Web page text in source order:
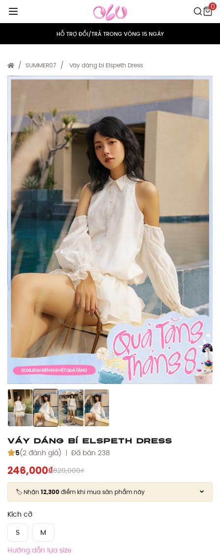
0
MIỄN PHÍ VẬN CHUYỂN CHO MỌI ĐƠN HÀNG
HỖ TRỢ ĐỔI/TRẢ TRONG VÒNG 15 NGÀY
MIỄN PHÍ VẬN CHUYỂN CHO MỌI ĐƠN HÀNG
TÍCH ĐIỂM 5% CHO MỌI ĐƠN HÀNG
SUMMER07 Váy dáng bí Elspeth Dress
Váy dáng bí Elspeth Dress
5(2 đánh giá) Đã bán 238
246,000₫820,000₫
🏷️ Nhận 12,300điểm khi mua sản phẩm này
Kích cỡ
S
M
Hướng dẫn lựa size